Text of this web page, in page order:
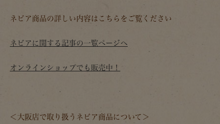
ネビア商品の詳しい内容はこちらをご覧ください
ネビアに関する記事の一覧ページへ
オンラインショップでも販売中！
＜大阪店で取り扱うネビア商品について＞